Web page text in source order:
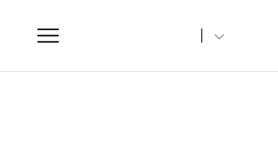
Toggle
navigation